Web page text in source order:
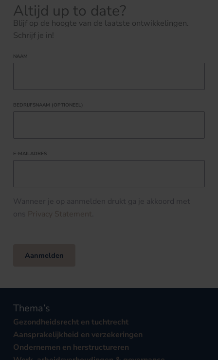
Altijd up to date?
Blijf op de hoogte van de laatste ontwikkelingen.
Schrijf je in!
NAAM
BEDRIJFSNAAM (OPTIONEEL)
E-MAILADRES
Wanneer je op aanmelden drukt ga je akkoord met
ons Privacy Statement.
Aanmelden
Thema’s
Gezondheidsrecht en tuchtrecht
Aansprakelijkheid en verzekeringen
Ondernemen en herstructureren